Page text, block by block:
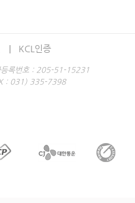
KCL인증
등록번호 : 205-51-15231
: 031) 335-7398